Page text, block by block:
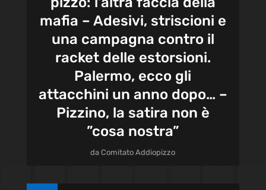
mafia – Adesivi, striscioni e
una campagna contro il
racket delle estorsioni.
Palermo, ecco gli
attacchini un anno dopo… –
Pizzino, la satira non è
”cosa nostra”
daComitato Addiopizzo